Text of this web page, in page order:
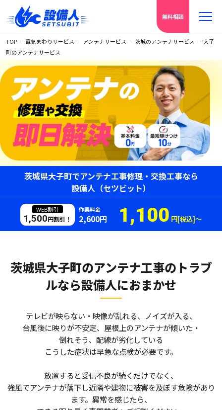
無料相談
TOP 電気まわりサービス アンテナサービス 茨城のアンテナサービス
大子
町のアンテナサービス
茨城県大子町でアンテナ工事修理・交換工事なら
設備人（セツビット）
WEB割引
1,500円割引！
作業料金
2,600円 1,100 円[税込]〜
茨城県大子町のアンテナ工事のトラブ
ルなら設備人におまかせ
テレビが映らない・映像が乱れる、ノイズが入る、
台風後に映りが不安定、屋根上のアンテナが傾いた・
倒れそう、配線が劣化している――
こうした症状は早急な点検が必要です。
放置すると受信不良が続くだけでなく、
強風でアンテナが落下し近隣や建物に被害を及ぼす危険があり
ます。異常を感じたら、